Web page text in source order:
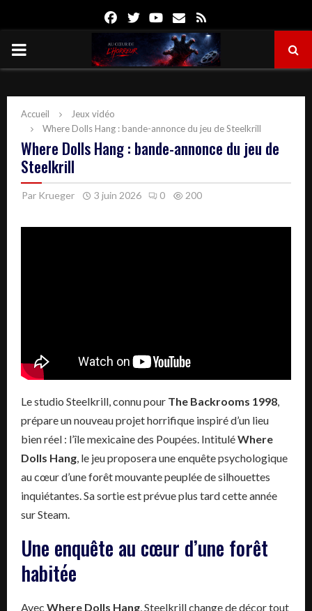
FacebookTwitterYoutube
Email
PRIMARY
Accueil
Jeux vidéo
Where Dolls Hang : bande-annonce du jeu de Steelkrill
Where Dolls Hang : bande-annonce du jeu de
Steelkrill
Par Krueger 3 juin 2026 0 200
Le studio Steelkrill, connu pour The Backrooms 1998
prépare un nouveau projet horrifique inspiré d’un lieu
bien réel : l’île mexicaine des Poupées. IntituléWhere
Dolls Hang , le jeu proposera une enquête psychologique
au cœur d’une forêt mouvante peuplée de silhouettes
inquiétantes. Sa sortie est prévue plus tard cette année
sur Steam.
Une enquête au cœur d’une forêt
habitée
Avec Where Dolls Hang , Steelkrill change de décor tout